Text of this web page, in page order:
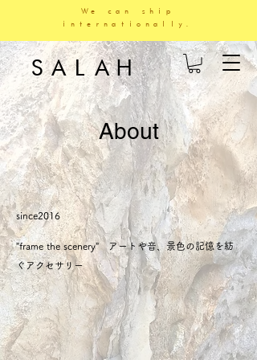
We can ship
internationally.
SALAH
About
since2016
”frame the scenery” アートや音、景色の記憶を紡
ぐアクセサリー